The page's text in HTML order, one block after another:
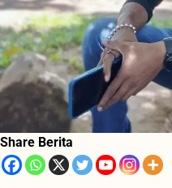
Share Berita